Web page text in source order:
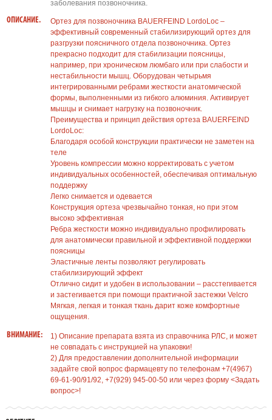
заболевания позвоночника.
ОПИСАНИЕ.
Ортез для позвоночника BAUERFEIND LordoLoc –
эффективный современный стабилизирующий ортез для
разгрузки поясничного отдела позвоночника. Ортез
прекрасно подходит для стабилизации поясницы,
например, при хроническом люмбаго или при слабости и
нестабильности мышц. Оборудован четырьмя
интегрированными ребрами жесткости анатомической
формы, выполненными из гибкого алюминия. Активирует
мышцы и снимает нагрузку на позвоночник.
Преимущества и принцип действия ортеза BAUERFEIND
LordoLoc:
Благодаря особой конструкции практически не заметен на
теле
Уровень компрессии можно корректировать с учетом
индивидуальных особенностей, обеспечивая оптимальную
поддержку
Легко снимается и одевается
Конструкция ортеза чрезвычайно тонкая, но при этом
высоко эффективная
Ребра жесткости можно индивидуально профилировать
для анатомически правильной и эффективной поддержки
поясницы
Эластичные ленты позволяют регулировать
стабилизирующий эффект
Отлично сидит и удобен в использовании – расстегивается
и застегивается при помощи практичной застежки Velcro
Мягкая, легкая и тонкая ткань дарит коже комфортные
ощущения.
ВНИМАНИЕ:
1) Описание препарата взята из справочника РЛС, и может
не совпадать с инструкцией на упаковки!
2) Для предоставлении дополнительной информации
задайте свой вопрос фармацевту по телефонам +7(4967)
69-61-90/91/92, +7(929) 945-00-50 или через форму <Задать
вопрос>!